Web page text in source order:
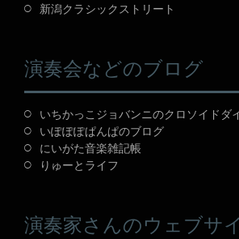
新潟クラシックストリート
演奏会などのブログ
いちかっこジョバンニのクロソイドダ
いぽぽぽぱんぱのブログ
にいがた音楽雑記帳
りゅーとライフ
演奏家さんのウェブサ